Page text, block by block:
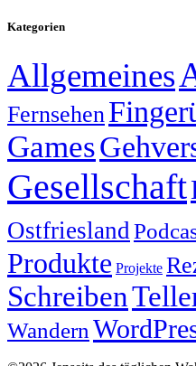
Kategorien
Allgemeines
Fernsehen
Games
Gesellschaft
Ostfriesland
Produkte Projekte
Schreiben
Wandern